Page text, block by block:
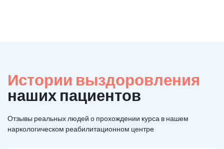
Истории выздоровления
наших пациентов
Отзывы реальных людей о прохождении курса в нашем
наркологическом реабилитационном центре